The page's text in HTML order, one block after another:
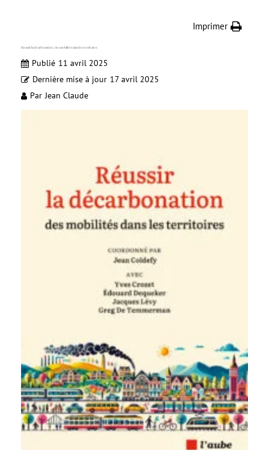
Imprimer
Réussir la décarbonation : des mobilités dans les territoires
Publié 11 avril 2025
Dernière mise à jour 17 avril 2025
Par Jean Claude